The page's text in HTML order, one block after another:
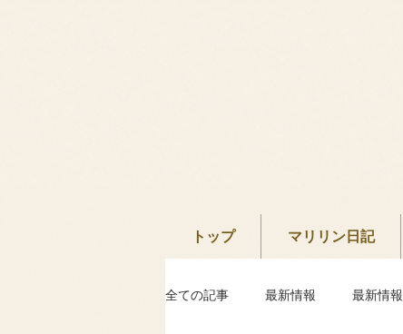
トップ マリリン日記
全ての記事 最新情報 最新情報